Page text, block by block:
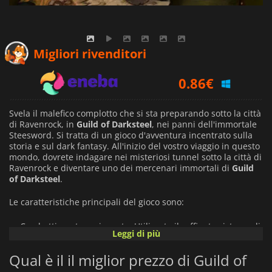
Migliori rivenditori
0.86€
7.29€
Svela il malefico complotto che si sta preparando sotto la città
di Ravenrock, in Guild of Darksteel, nei panni dell'immortale
Steesword. Si tratta di un gioco d'avventura incentrato sulla
storia e sul dark fantasy. All'inizio del vostro viaggio in questo
mondo, dovrete indagare nei misteriosi tunnel sotto la città di
Ravenrock e diventare uno dei mercenari immortali di Guild
of Darksteel.
Le caratteristiche principali del gioco sono:
Combattimento avvincente. Utilizzate il raffinato sistema di
combattimento del gioco e sconfiggete chiunque si trovi
sulla vostra strada per ottenere la gloria. Imparate nuove
combo e salite di livello come desiderate. Create la
Leggi di più
Qual è il il miglior prezzo di Guild of